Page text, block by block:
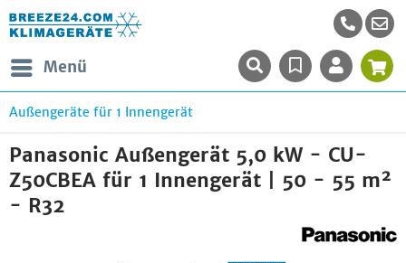
Menü
Außengeräte für 1 Innengerät
Panasonic Außengerät 5,0 kW - CU-
Z50CBEA für 1 Innengerät | 50 - 55 m²
- R32